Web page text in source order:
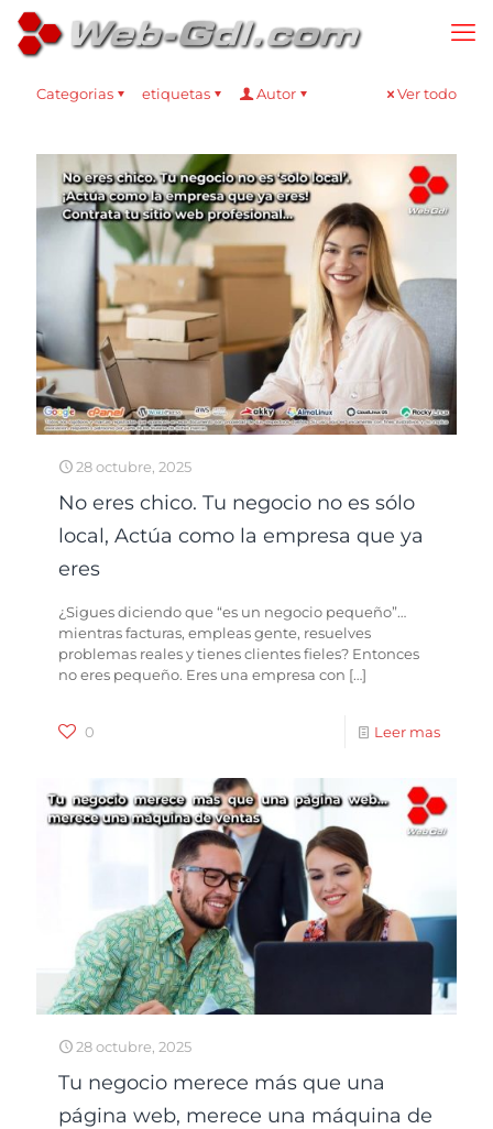
Categorias etiquetas Autor Ver todo
28 octubre, 2025
No eres chico. Tu negocio no es sólo
local, Actúa como la empresa que ya
eres
¿Sigues diciendo que “es un negocio pequeño”…
mientras facturas, empleas gente, resuelves
problemas reales y tienes clientes fieles? Entonces
no eres pequeño. Eres una empresa con […]
0 Leer mas
28 octubre, 2025
Tu negocio merece más que una
página web, merece una máquina de